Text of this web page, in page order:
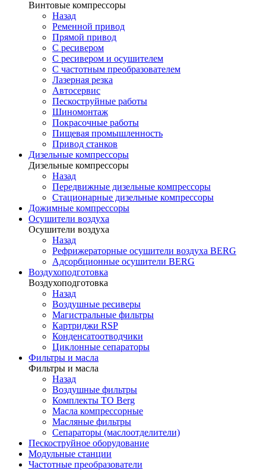
Винтовые компрессоры
Назад
Ременной привод
Прямой привод
С ресивером
С ресивером и осушителем
С частотным преобразователем
Лазерная резка
Автосервис
Пескоструйные работы
Шиномонтаж
Покрасочные работы
Пищевая промышленность
Привод станков
Дизельные компрессоры
Дизельные компрессоры
Назад
Передвижные дизельные компрессоры
Стационарные дизельные компрессоры
Дожимные компрессоры
Осушители воздуха
Осушители воздуха
Назад
Рефрижераторные осушители воздуха BERG
Адсорбционные осушители BERG
Воздухоподготовка
Воздухоподготовка
Назад
Воздушные ресиверы
Магистральные фильтры
Картриджи RSP
Конденсатоотводчики
Циклонные сепараторы
Фильтры и масла
Фильтры и масла
Назад
Воздушные фильтры
Комплекты ТО Berg
Масла компрессорные
Масляные фильтры
Сепараторы (маслоотделители)
Пескоструйное оборудование
Модульные станции
Частотные преобразователи